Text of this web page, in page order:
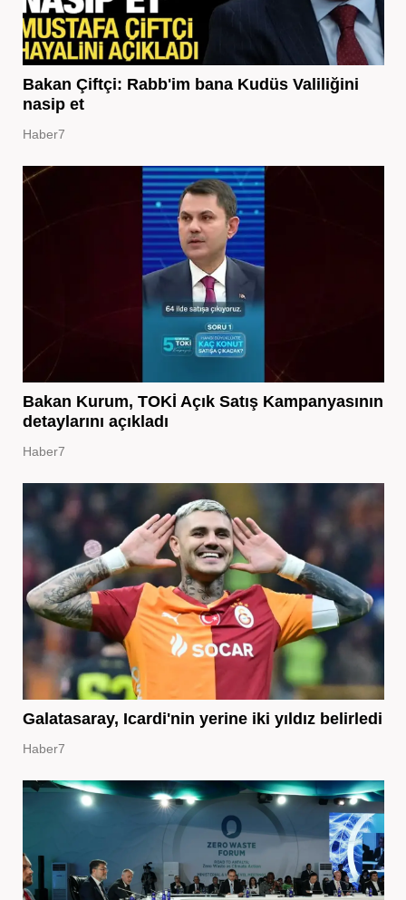
Bakan Çiftçi: Rabb'im bana Kudüs Valiliğini
nasip et
Haber7
Bakan Kurum, TOKİ Açık Satış Kampanyasının
detaylarını açıkladı
Haber7
Galatasaray, Icardi'nin yerine iki yıldız belirledi
Haber7